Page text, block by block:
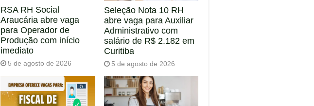
RSA RH Social
Araucária abre vaga
para Operador de
Produção com início
imediato
5 de agosto de 2026
Seleção Nota 10 RH
abre vaga para Auxiliar
Administrativo com
salário de R$ 2.182 em
Curitiba
5 de agosto de 2026